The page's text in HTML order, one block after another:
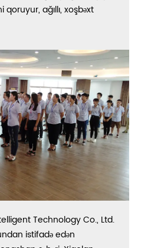
qoruyur, ağıllı, xoşbəxt
Technology Co., Ltd.
istifadə edən